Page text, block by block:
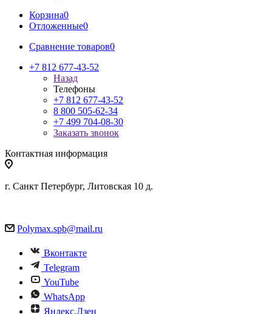
Корзина0
Отложенные0
Сравнение товаров0
+7 812 677-43-52
Назад
Телефоны
+7 812 677-43-52
8 800 505-62-34
+7 499 704-08-30
Заказать звонок
Контактная информация
г. Санкт Петербург, Литовская 10 д.
Polymax.spb@mail.ru
Вконтакте
Telegram
YouTube
WhatsApp
Яндекс.Дзен